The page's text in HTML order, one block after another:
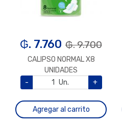
₲. 7.760 ₲. 9.700
CALIPSO NORMAL X8
UNIDADES
-
Un. +
Agregar al carrito